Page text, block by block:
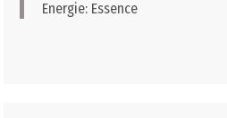
Energie: Essence